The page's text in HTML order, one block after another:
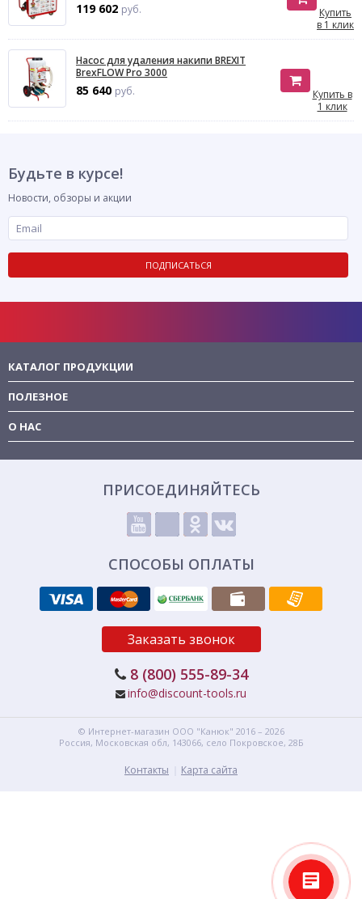
119 602 руб.
Купить
в 1 клик
Насос для удаления накипи BREXIT
BrexFLOW Pro 3000
85 640 руб.
Купить в
1 клик
Будьте в курсе!
Новости, обзоры и акции
ПОДПИСАТЬСЯ
КАТАЛОГ ПРОДУКЦИИ
ПОЛЕЗНОЕ
О НАС
ПРИСОЕДИНЯЙТЕСЬ
СПОСОБЫ ОПЛАТЫ
Заказать звонок
8 (800) 555-89-34
info@discount-tools.ru
© Интернет-магазин ООО "Канюк" 2016 – 2026
Россия, Московская обл, 143066, село Покровское, 28Б
Контакты Карта сайта